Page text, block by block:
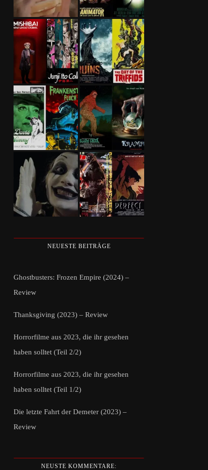
NEUESTE BEITRÄGE
Ghostbusters: Frozen Empire (2024) –
Review
Thanksgiving (2023) – Review
Horrorfilme aus 2023, die ihr gesehen
haben solltet (Teil 2/2)
Horrorfilme aus 2023, die ihr gesehen
haben solltet (Teil 1/2)
Die letzte Fahrt der Demeter (2023) –
Review
NEUSTE KOMMENTARE: